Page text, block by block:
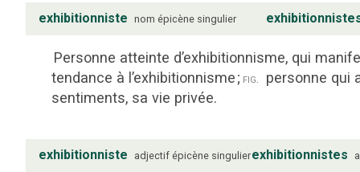
exhibitionniste nom épicène singulier
Personne atteinte d’exhibitionnisme, qui
tendance à l’exhibitionnisme; fig. personne qui
sentiments, sa vie privée.
exhibitionniste adjectif épicène singulierexhibitionnistes